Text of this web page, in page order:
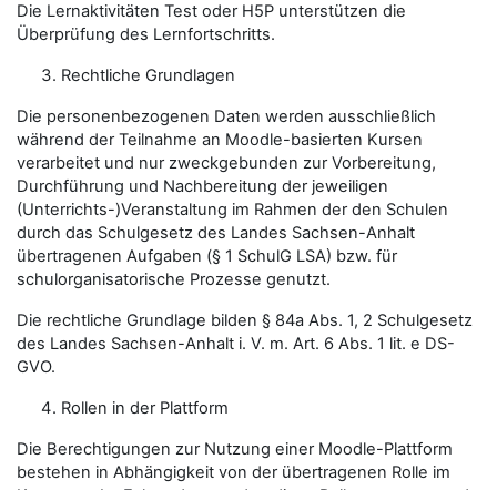
Die Lernaktivitäten Test oder H5P unterstützen die
Überprüfung des Lernfortschritts.
Rechtliche Grundlagen
Die personenbezogenen Daten werden ausschließlich
während der Teilnahme an Moodle-basierten Kursen
verarbeitet und nur zweckgebunden zur Vorbereitung,
Durchführung und Nachbereitung der jeweiligen
(Unterrichts-)Veranstaltung im Rahmen der den Schulen
durch das Schulgesetz des Landes Sachsen-Anhalt
übertragenen Aufgaben (§ 1 SchulG LSA) bzw. für
schulorganisatorische Prozesse genutzt.
Die rechtliche Grundlage bilden § 84a Abs. 1, 2 Schulgesetz
des Landes Sachsen-Anhalt i. V. m. Art. 6 Abs. 1 lit. e DS-
GVO.
Rollen in der Plattform
Die Berechtigungen zur Nutzung einer Moodle-Plattform
bestehen in Abhängigkeit von der übertragenen Rolle im